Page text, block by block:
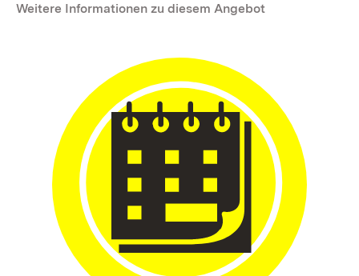
Weitere Informationen zu diesem Angebot